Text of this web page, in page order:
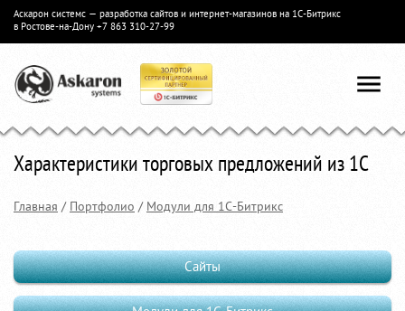
Аскарон системс — разработка сайтов и интернет-магазинов на 1С-Битрикс
в Ростове-на-Дону +7 863 310-27-99
Характеристики торговых предложений из 1С
Главная / Портфолио / Модули для 1С-Битрикс
Сайты